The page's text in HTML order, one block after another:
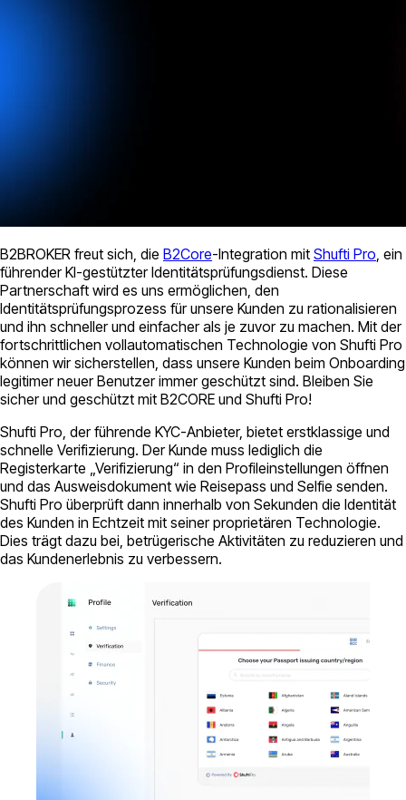
B2BROKER freut sich, die B2Core-Integration mit Shufti Pro , ein
führender KI-gestützter Identitätsprüfungsdienst. Diese
Partnerschaft wird es uns ermöglichen, den
Identitätsprüfungsprozess für unsere Kunden zu rationalisieren
und ihn schneller und einfacher als je zuvor zu machen. Mit der
fortschrittlichen vollautomatischen Technologie von Shufti Pro
können wir sicherstellen, dass unsere Kunden beim Onboarding
legitimer neuer Benutzer immer geschützt sind. Bleiben Sie
sicher und geschützt mit B2CORE und Shufti Pro!
Shufti Pro, der führende KYC-Anbieter, bietet erstklassige und
schnelle Verifizierung. Der Kunde muss lediglich die
Registerkarte „Verifizierung“ in den Profileinstellungen öffnen
und das Ausweisdokument wie Reisepass und Selfie senden.
Shufti Pro überprüft dann innerhalb von Sekunden die Identität
des Kunden in Echtzeit mit seiner proprietären Technologie.
Dies trägt dazu bei, betrügerische Aktivitäten zu reduzieren und
das Kundenerlebnis zu verbessern.